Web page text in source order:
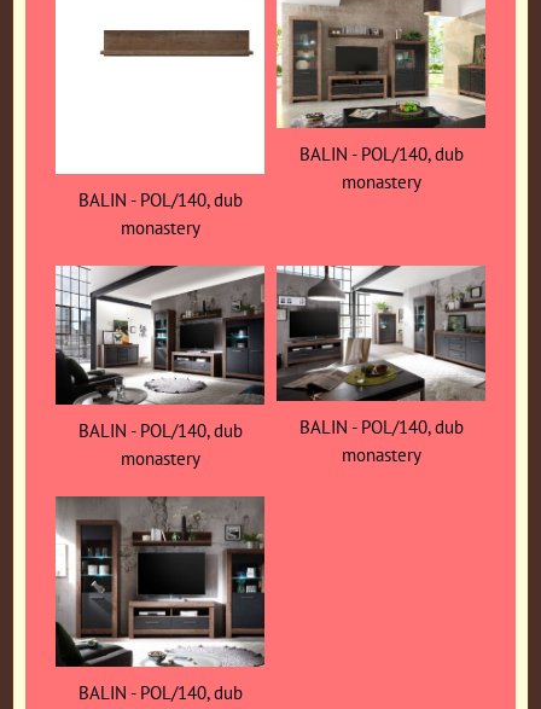
BALIN - POL/140, dub
monastery
BALIN - POL/140, dub
monastery
BALIN - POL/140, dub
monastery
BALIN - POL/140, dub
monastery
BALIN - POL/140, dub